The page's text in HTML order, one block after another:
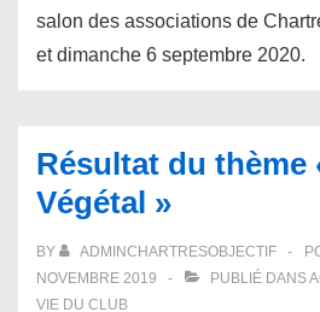
salon des associations de
et dimanche 6 septembre 2020.
Résultat du thème
Végétal »
BY ADMINCHARTRESOBJECTIF
NOVEMBRE 2019
PUBLIÉ DANS
VIE DU CLUB